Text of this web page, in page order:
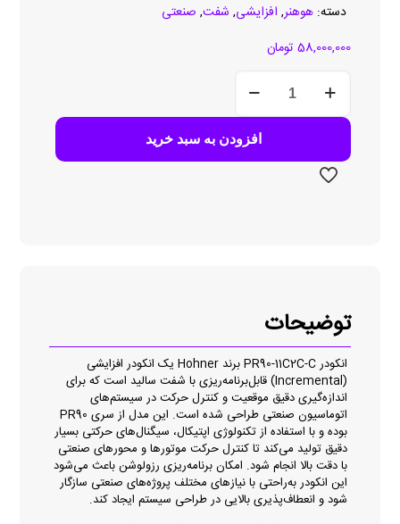
دسته:هوهنر, افزایشی, شفت, صنعتی
58,000,000 تومان
انکودر
PR90-
11C2C-
C
افزودن به سبد خرید
توضیحات
انکودر PR90-11C2C-C برند Hohner یک انکودر افزایشی
(Incremental) قابل‌برنامه‌ریزی با شفت سالید است که برای
اندازه‌گیری دقیق موقعیت و کنترل حرکت در سیستم‌های
اتوماسیون صنعتی طراحی شده است. این مدل از سری PR90
بوده و با استفاده از تکنولوژی اپتیکال، سیگنال‌های حرکتی بسیار
دقیق تولید می‌کند تا کنترل حرکت موتورها و محورهای صنعتی
با دقت بالا انجام شود. امکان برنامه‌ریزی رزولوشن باعث می‌شود
این انکودر به‌راحتی با نیازهای مختلف پروژه‌های صنعتی سازگار
شود و انعطاف‌پذیری بالایی در طراحی سیستم ایجاد کند.